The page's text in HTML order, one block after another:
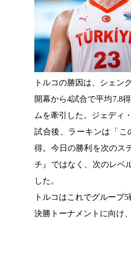
トルコの勝因は、シェン
開幕から4試合で平均7.8
ムを牽引した。ジェディ
試合後、ラーキンは「こ
得。今日の勝利を次のス
チ』ではなく、次のレベ
した。
トルコはこれでグループ5
決勝トーナメントに向け